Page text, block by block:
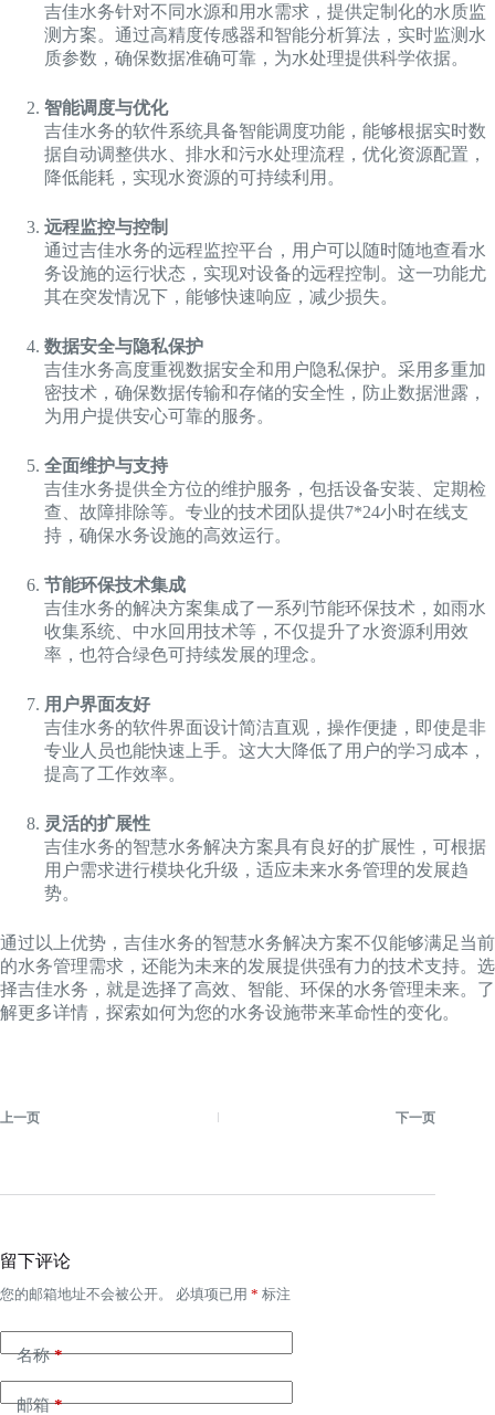
吉佳水务针对不同水源和用水需求，提供定制化的水质监
测方案。通过高精度传感器和智能分析算法，实时监测水
质参数，确保数据准确可靠，为水处理提供科学依据。
智能调度与优化
吉佳水务的软件系统具备智能调度功能，能够根据实时数
据自动调整供水、排水和污水处理流程，优化资源配置，
降低能耗，实现水资源的可持续利用。
远程监控与控制
通过吉佳水务的远程监控平台，用户可以随时随地查看水
务设施的运行状态，实现对设备的远程控制。这一功能尤
其在突发情况下，能够快速响应，减少损失。
数据安全与隐私保护
吉佳水务高度重视数据安全和用户隐私保护。采用多重加
密技术，确保数据传输和存储的安全性，防止数据泄露，
为用户提供安心可靠的服务。
全面维护与支持
吉佳水务提供全方位的维护服务，包括设备安装、定期检
查、故障排除等。专业的技术团队提供7*24小时在线支
持，确保水务设施的高效运行。
节能环保技术集成
吉佳水务的解决方案集成了一系列节能环保技术，如雨水
收集系统、中水回用技术等，不仅提升了水资源利用效
率，也符合绿色可持续发展的理念。
用户界面友好
吉佳水务的软件界面设计简洁直观，操作便捷，即使是非
专业人员也能快速上手。这大大降低了用户的学习成本，
提高了工作效率。
灵活的扩展性
吉佳水务的智慧水务解决方案具有良好的扩展性，可根据
用户需求进行模块化升级，适应未来水务管理的发展趋
势。
通过以上优势，吉佳水务的智慧水务解决方案不仅能够满足当前
的水务管理需求，还能为未来的发展提供强有力的技术支持。选
择吉佳水务，就是选择了高效、智能、环保的水务管理未来。了
解更多详情，探索如何为您的水务设施带来革命性的变化。
上一页 下一页
留下评论
您的邮箱地址不会被公开。 必填项已用 * 标注
名称*
邮箱*